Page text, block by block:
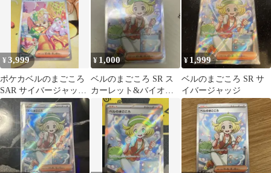
¥3,999
ポケカベルのまごころ
SAR サイバージャッジ
SV SM 097/071
¥ 1,000
ベルのまごころ SR ス
カーレット&バイオレ
ット 拡張パック サイバ
ージャッジ…
¥ 1,999
ベルのまごころ SR サ
イバージャッジ